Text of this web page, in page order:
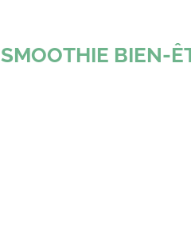
SMOOTHIE BIEN-